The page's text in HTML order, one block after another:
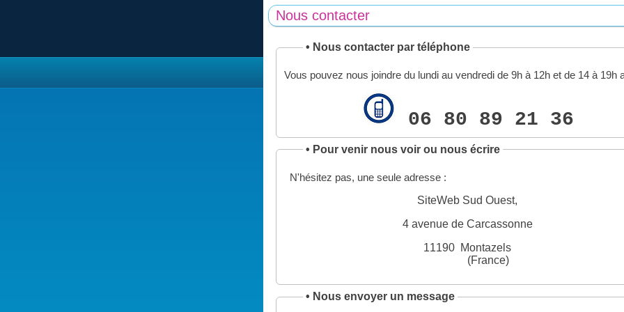
Nous contacter
• Nous contacter par téléphone
Vous pouvez nous joindre du lundi au vendredi de 9h à 12h et de 14 à 19h
06 80 89 21 36
• Pour venir nous voir ou nous écrire
N'hésitez pas, une seule adresse :
SiteWeb Sud Ouest,
4 avenue de Carcassonne
11190 Montazels
(France)
• Nous envoyer un message